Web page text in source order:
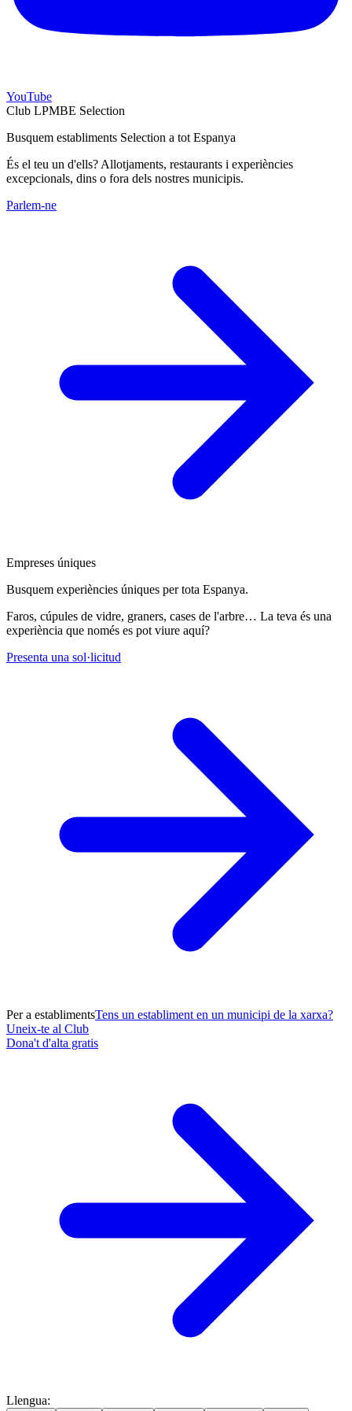
YouTube
Club LPMBE Selection
Busquem establiments Selection a tot Espanya
És el teu un d'ells? Allotjaments, restaurants i experiències
excepcionals, dins o fora dels nostres municipis.
Parlem-ne
Empreses úniques
Busquem experiències úniques per tota Espanya.
Faros, cúpules de vidre, graners, cases de l'arbre… La teva és una
experiència que només es pot viure aquí?
Presenta una sol·licitud
Per a establimentsTens un establiment en un municipi de la xarxa?
Uneix-te al Club
Dona't d'alta gratis
Llengua: